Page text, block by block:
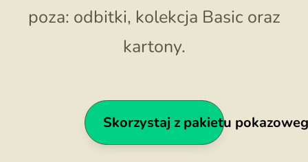
poza: odbitki, kolekcja Basic oraz
kartony.
Skorzystaj z pakietu